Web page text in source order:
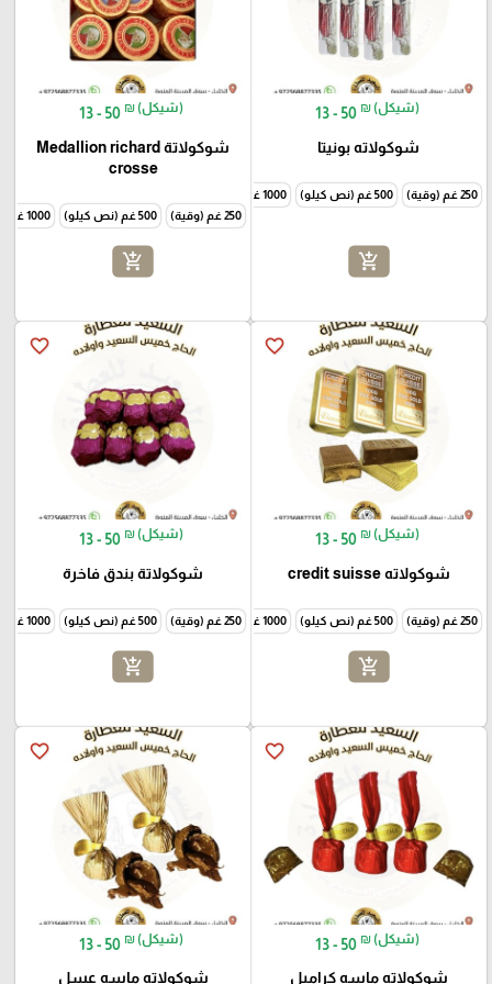
13 - 50 ₪ (شيكل)
شوكولاته بونيتا
250 غم (وقية) 500 غم (نص كيلو) 1000 غم (كيلو)
add_shopping_cart
13 - 50 ₪ (شيكل)
شوكولاتة Medallion richard
crosse
250 غم (وقية) 500 غم (نص كيلو) 1000 غم (كيلو)
add_shopping_cart
favorite_border
13 - 50 ₪ (شيكل)
شوكولاته credit suisse
250 غم (وقية) 500 غم (نص كيلو) 1000 غم (كيلو)
add_shopping_cart
favorite_border
13 - 50 ₪ (شيكل)
شوكولاتة بندق فاخرة
250 غم (وقية) 500 غم (نص كيلو) 1000 غم (كيلو)
add_shopping_cart
favorite_border
13 - 50 ₪ (شيكل)
شوكولاته ماسه كراميل
favorite_border
13 - 50 ₪ (شيكل)
شوكولاته ماسه عسل